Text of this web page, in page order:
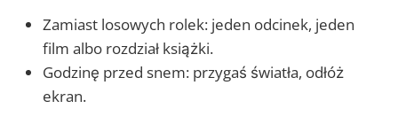
Zamiast losowych rolek: jeden odcinek, jeden
film albo rozdział książki.
Godzinę przed snem: przygaś światła, odłóż
ekran.